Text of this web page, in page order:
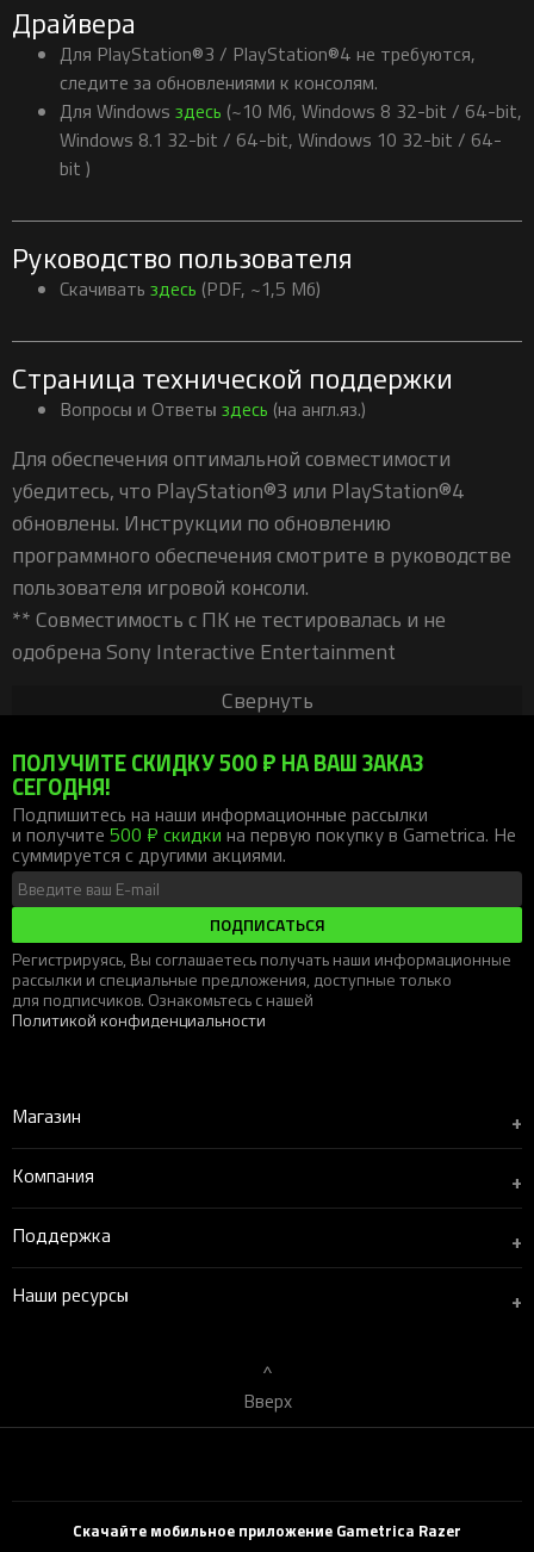
Драйвера
Для PlayStation®3 / PlayStation®4 не требуются,
следите за обновлениями к консолям.
Для Windows здесь (~10 Мб, Windows 8 32-bit / 64-bit,
Windows 8.1 32-bit / 64-bit, Windows 10 32-bit / 64-
bit )
Руководство пользователя
Скачивать здесь (PDF, ~1,5 Мб)
Страница технической поддержки
Вопросы и Ответы здесь (на англ.яз.)
Для обеспечения оптимальной совместимости
убедитесь, что PlayStation®3 или PlayStation®4
обновлены. Инструкции по обновлению
программного обеспечения смотрите в руководстве
пользователя игровой консоли.
** Совместимость с ПК не тестировалась и не
одобрена Sony Interactive Entertainment
Свернуть
ПОЛУЧИТЕ СКИДКУ 500 ₽ НА ВАШ ЗАКАЗ
СЕГОДНЯ!
Подпишитесь на наши информационные рассылки
и получите 500 ₽ скидкина первую покупку в Gametrica. Не
суммируется с другими акциями.
ПОДПИСАТЬСЯ
Регистрируясь, Вы соглашаетесь получать наши информационные
рассылки и специальные предложения, доступные только
для подписчиков. Ознакомьтесь с нашей
Политикой конфиденциальности
Магазин +
Компания +
Поддержка +
Наши ресурсы +
Вверх
Скачайте мобильное приложение Gametrica Razer